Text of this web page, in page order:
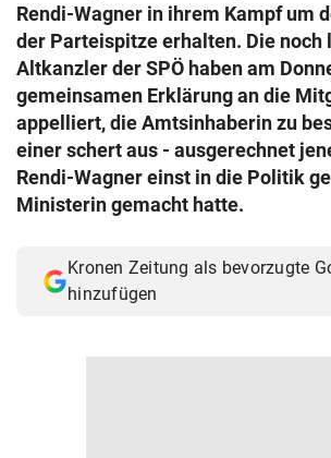
Rendi-Wagner in ihrem Kampf um
der Parteispitze erhalten. Die noch
Altkanzler der SPÖ haben am
gemeinsamen Erklärung an die
appelliert, die Amtsinhaberin zu
einer schert aus - ausgerechnet
Rendi-Wagner einst in die Politik
Ministerin gemacht hatte.
Kronen Zeitung als bevorzugte
hinzufügen